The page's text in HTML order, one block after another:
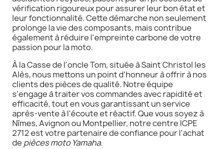
vérification rigoureux pour assurer leur bon état et
leur fonctionnalité. Cette démarche non seulement
prolonge la vie des composants, mais contribue
également à réduire l'empreinte carbone de votre
passion pour la moto.
À la Casse de l'oncle Tom, située à Saint Christol les
Alès, nous mettons un point d'honneur à offrir à nos
clients des pièces de qualité. Notre équipe
s'engage à traiter vos commandes avec rapidité et
efficacité, tout en vous garantissant un service
après-vente à l'écoute et réactif. Que vous soyez à
Nîmes, Avignon ou Montpellier, notre centre ICPE
2712 est votre partenaire de confiance pour l'achat
de pièces moto Yamaha.